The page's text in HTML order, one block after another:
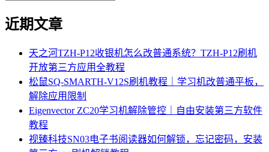
近期文章
天之河TZH-P12收银机怎么改普通系统？TZH-P12刷机
开放第三方应用全教程
松鼠SQ-SMARTH-V12S刷机教程｜学习机改普通平板，
解除应用限制
Eigenvector ZC20学习机解除管控｜自由安装第三方软件
教程
视臻科技SN03电子书阅读器如何解锁，忘记密码，安装